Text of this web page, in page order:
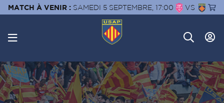
MATCH À VENIR : SAMEDI 5 SEPTEMBRE, 17:00 VS